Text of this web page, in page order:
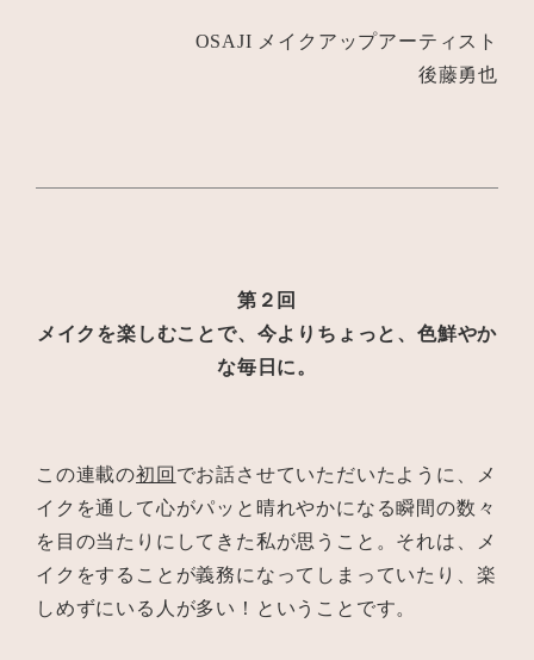
OSAJI メイクアップアーティスト
後藤勇也
第２回
メイクを楽しむことで、今よりちょっと、色鮮やか
な毎日に。
この連載の初回 でお話させていただいたように、メ
イクを通して心がパッと晴れやかになる瞬間の数々
を目の当たりにしてきた私が思うこと。それは、メ
イクをすることが義務になってしまっていたり、楽
しめずにいる人が多い！ということです。